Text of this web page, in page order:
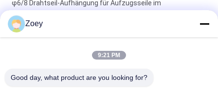
φ6/8 Drahtseil-Aufhängung für Aufzugsseile im
Aufzugsantriebssystem
Formbarer Edelstahl galvanisierte Kohlenstoff-
Aufzug-Teile
Zoey
9:21 PM
Good day, what product are you looking for?